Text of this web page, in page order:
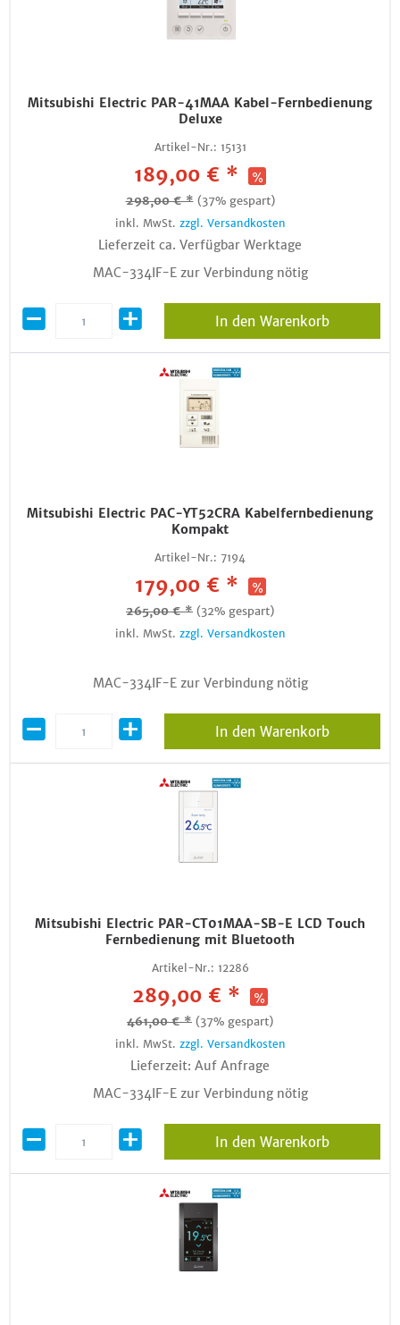
Mitsubishi Electric PAR-41MAA Kabel-Fernbedienung
Deluxe
Artikel-Nr.: 15131
189,00 € *
298,00 € * (37% gespart)
inkl. MwSt. zzgl. Versandkosten
Lieferzeit ca. Verfügbar Werktage
MAC-334IF-E zur Verbindung nötig
In den Warenkorb
Mitsubishi Electric PAC-YT52CRA Kabelfernbedienung
Kompakt
Artikel-Nr.: 7194
179,00 € *
265,00 € * (32% gespart)
inkl. MwSt. zzgl. Versandkosten
MAC-334IF-E zur Verbindung nötig
In den Warenkorb
Mitsubishi Electric PAR-CT01MAA-SB-E LCD Touch
Fernbedienung mit Bluetooth
Artikel-Nr.: 12286
289,00 € *
461,00 € * (37% gespart)
inkl. MwSt. zzgl. Versandkosten
Lieferzeit: Auf Anfrage
MAC-334IF-E zur Verbindung nötig
In den Warenkorb